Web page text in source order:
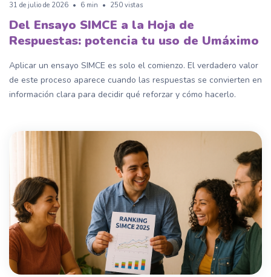
31 de julio de 2026 • 6 min • 250 vistas
Del Ensayo SIMCE a la Hoja de
Respuestas: potencia tu uso de Umáximo
Aplicar un ensayo SIMCE es solo el comienzo. El verdadero valor
de este proceso aparece cuando las respuestas se convierten en
información clara para decidir qué reforzar y cómo hacerlo.